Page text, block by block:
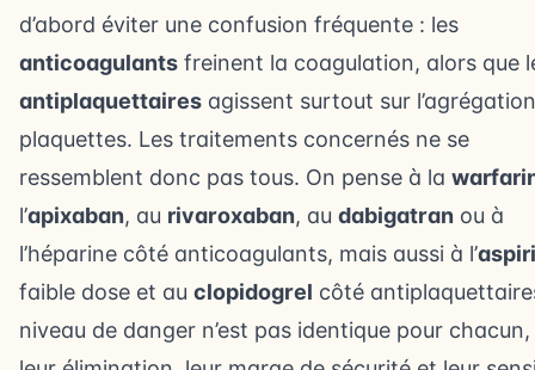
d’abord éviter une confusion fréquente : les
anticoagulants freinent la coagulation, alors que
antiplaquettaires agissent surtout sur
plaquettes. Les traitements concernés ne se
ressemblent donc pas tous. On pense à la
l’apixaban, au rivaroxaban, au dabigatran ou à
l’héparine côté anticoagulants, mais aussi à l’
faible dose et au clopidogrel côté
niveau de danger n’est pas identique pour